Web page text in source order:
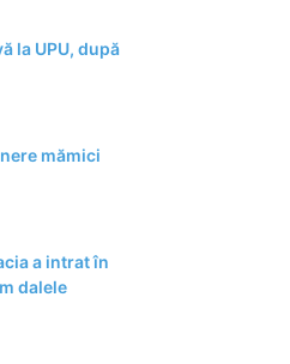
la UPU, după
mămici
a intrat în
dalele